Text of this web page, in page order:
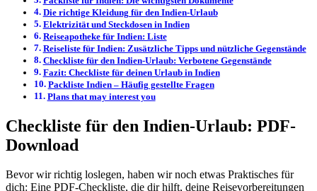
Die richtige Kleidung für den Indien-Urlaub
Elektrizität und Steckdosen in Indien
Reiseapotheke für Indien: Liste
Reiseliste für Indien: Zusätzliche Tipps und nützliche Gegenstände
Checkliste für den Indien-Urlaub: Verbotene Gegenstände
Fazit: Checkliste für deinen Urlaub in Indien
Packliste Indien – Häufig gestellte Fragen
Plans that may interest you
Checkliste für den Indien-Urlaub: PDF-
Download
Bevor wir richtig loslegen, haben wir noch etwas Praktisches für
dich: Eine PDF-Checkliste, die dir hilft, deine Reisevorbereitungen